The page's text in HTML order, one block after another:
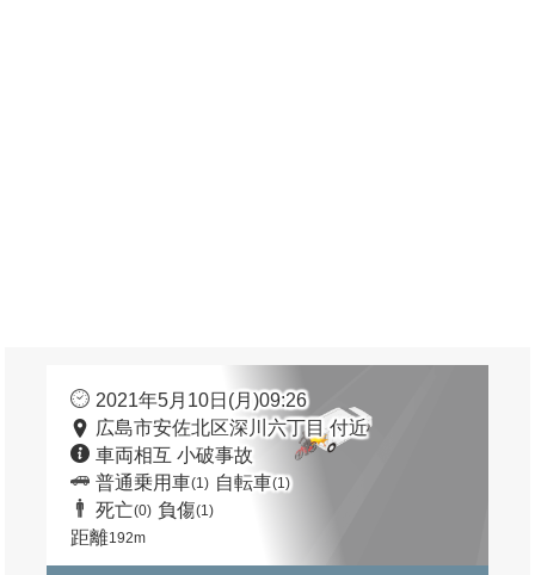
2021年5月10日(月)09:26
広島市安佐北区深川六丁目 付近
車両相互 小破事故
普通乗用車(1) 自転車(1)
死亡(0) 負傷(1)
距離192m